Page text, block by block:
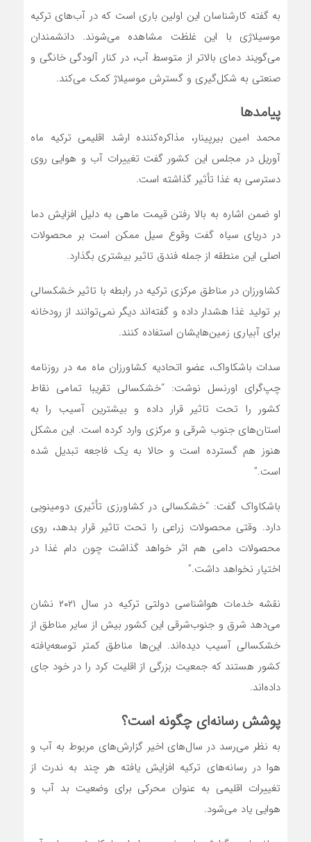
به گفته کارشناسان این اولین باری است که در آب‌های ترکیه
موسیلاژی با این غلظت مشاهده می‌شوند. دانشمندان
می‌گویند دمای بالاتر از متوسط آب، در کنار آلودگی خانگی و
صنعتی به شکل‌گیری و گسترش موسیلاژ کمک می‌کند.
پیامدها
محمد امین بیرپینار، مذاکره‌کننده ارشد اقلیمی ترکیه ماه
آوریل در مجلس این کشور گفت تغییرات آب و هوایی روی
دسترسی به غذا تأثیر گذاشته است.
او ضمن اشاره به بالا رفتن قیمت ماهی به دلیل افزایش دما
در دریای سیاه گفت وقوع سیل ممکن است بر محصولات
اصلی این منطقه از جمله فندق تاثیر بیشتری بگذارد.
کشاورزان در مناطق مرکزی ترکیه در رابطه با تاثیر خشکسالی
بر تولید غذا هشدار داده و گفته‌اند دیگر نمی‌توانند از رودخانه‌
برای آبیاری زمین‌هایشان استفاده کنند.
سدات باشکاواک، عضو اتحادیه کشاورزان ماه مه در روزنامه
چپ‌گرای اورنسل نوشت:‌ “خشکسالی تقریبا تمامی نقاط
کشور را تحت تاثیر قرار داده و بیشترین آسیب را به
استان‌های جنوب شرقی و مرکزی وارد کرده است. این مشکل
هنوز هم گسترده است و حالا به یک فاجعه تبدیل شده
است.”
باشکاواک گفت: “خشکسالی در کشاورزی تأثیری دومینویی
دارد. وقتی محصولات زراعی را تحت تاثیر قرار بدهد، روی
محصولات دامی هم اثر خواهد گذاشت چون دام غذا در
اختیار نخواهد داشت.”
نقشه خدمات هواشناسی دولتی ترکیه در سال ۲۰۲۱ نشان
می‌دهد شرق و جنوب‌شرقی این کشور بیش از سایر مناطق از
خشکسالی آسیب دیده‌‌اند. این‌ها مناطق کمتر توسعه‌یافته
کشور هستند که جمعیت بزرگی از اقلیت کرد را در خود جای
داده‌اند.
پوشش رسانه‌ای چگونه است؟
به نظر می‌رسد در سال‌های اخیر گزارش‌های مربوط به آب و
هوا در رسانه‌های ترکیه افزایش یافته هر چند به ندرت از
تغییرات اقلیمی به عنوان محرکی برای وضعیت بد آب و
هوایی یاد می‌شود.